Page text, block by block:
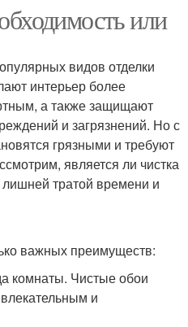
или
видов отделки
интерьер более
а также защищают
и загрязнений. Но с
грязными и требуют
является ли чистка
тратой времени и
важных преимуществ:
комнаты. Чистые обои
и